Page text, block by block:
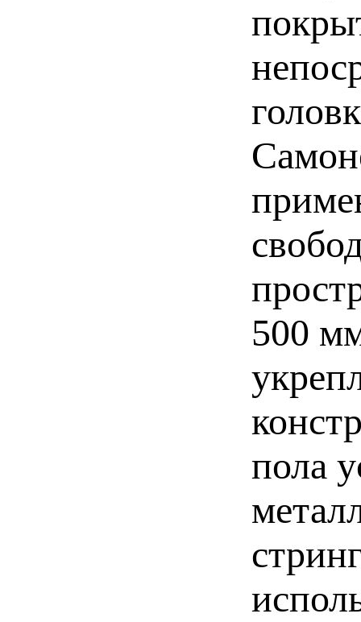
500
пола